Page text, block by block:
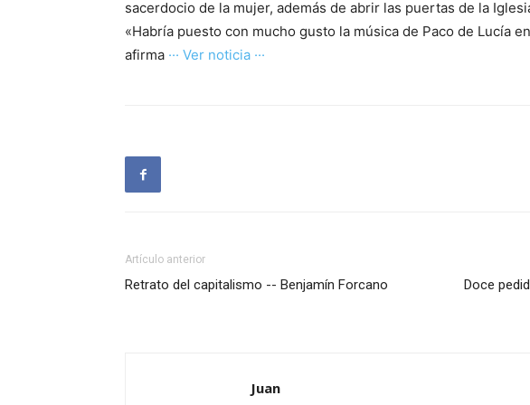
sacerdocio de la mujer, además de abrir las puertas de la
«Habría puesto con mucho gusto la música de Paco de Lucía
afirma ··· Ver noticia ···
Artículo anterior
Retrato del capitalismo -- Benjamín Forcano
Doce
Juan